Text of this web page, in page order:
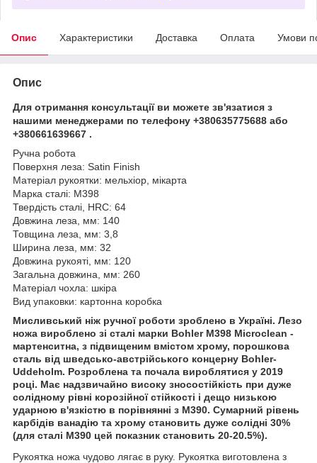
Опис Характеристики Доставка Оплата Умови
Опис
Для отримання консультації ви можете зв'язатися з
нашими менеджерами по телефону +380635775688 або
+380661639667 .
Ручна робота
Поверхня леза: Satin Finish
Матеріал рукоятки: мельхіор, мікарта
Марка сталі: M398
Твердість сталі, HRC: 64
Довжина леза, мм: 140
Товщина леза, мм: 3,8
Ширина леза, мм: 32
Довжина рукояті, мм: 120
Загальна довжина, мм: 260
Матеріал чохла: шкіра
Вид упаковки: картонна коробка
Мисливський ніж ручної роботи зроблено в Україні. Лезо
ножа вироблено зі сталі марки Bohler M398 Microclean -
мартенситна, з підвищеним вмістом хрому, порошкова
сталь від шведсько-австрійського концерну Bohler-
Uddeholm. Розроблена та почала вироблятися у 2019
році. Має надзвичайно високу зносостійкість при дуже
солідному рівні корозійної стійкості і дещо низькою
ударною в'язкістю в порівнянні з M390. Сумарний рівень
карбідів ванадію та хрому становить дуже солідні 30%
(для сталі M390 цей показник становить 20-20.5%).
Рукоятка ножа чудово лягає в руку. Рукоятка виготовлена ​​з